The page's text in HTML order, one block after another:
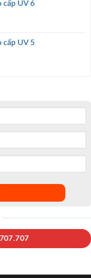
cấp UV 6
cấp UV 5